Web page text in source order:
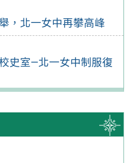
，北一女中再攀高峰
史室—北一女中制服復